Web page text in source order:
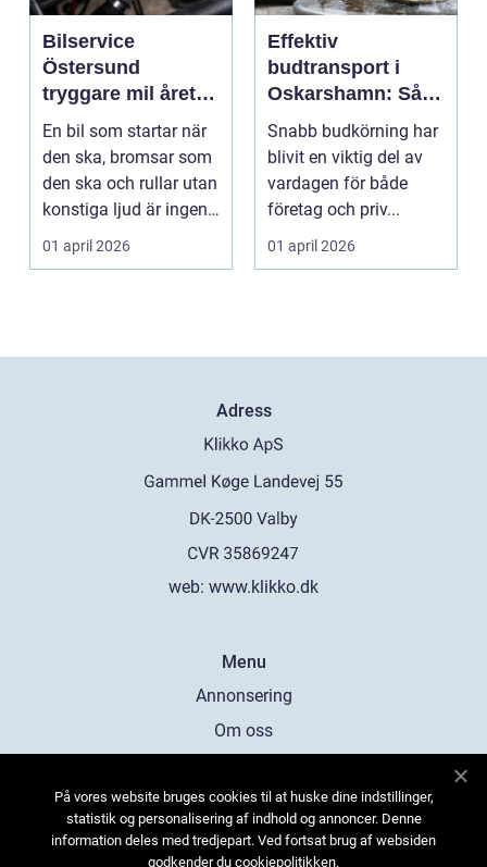
Bilservice
Östersund
tryggare mil året
runt
En bil som startar när
den ska, bromsar som
den ska och rullar utan
konstiga ljud är ingen
självklar...
01 april 2026
Effektiv
budtransport i
Oskarshamn: Så
väljer företag och
privatpersoner rätt
lösning
Snabb budkörning har
blivit en viktig del av
vardagen för både
företag och priv...
01 april 2026
Adress
web: www.klikko.dk
Menu
Annonsering
Om oss
Kontakta oss
Sitemap
På vores website bruges cookies til at huske dine indstillinger,
statistik og personalisering af indhold og annoncer. Denne
information deles med tredjepart. Ved fortsat brug af websiden
godkender du cookiepolitikken.